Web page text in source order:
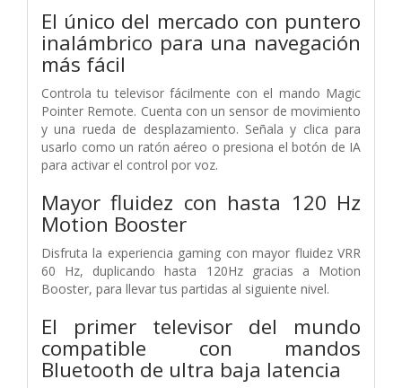
El único del mercado con puntero
inalámbrico para una navegación
más fácil
Controla tu televisor fácilmente con el mando Magic
Pointer Remote. Cuenta con un sensor de movimiento
y una rueda de desplazamiento. Señala y clica para
usarlo como un ratón aéreo o presiona el botón de IA
para activar el control por voz.
Mayor fluidez con hasta 120 Hz
Motion Booster
Disfruta la experiencia gaming con mayor fluidez VRR
60 Hz, duplicando hasta 120Hz gracias a Motion
Booster, para llevar tus partidas al siguiente nivel.
El primer televisor del mundo
compatible con mandos
Bluetooth de ultra baja latencia